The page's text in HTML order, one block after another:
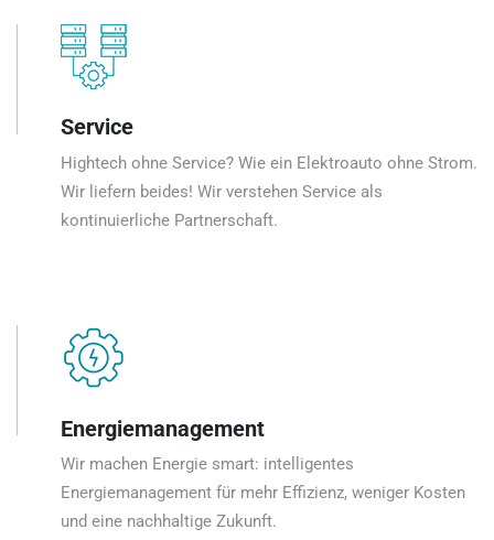
Service
Hightech ohne Service? Wie ein Elektroauto ohne Strom.
Wir liefern beides! Wir verstehen Service als
kontinuierliche Partnerschaft.
Energiemanagement
Wir machen Energie smart: intelligentes
Energiemanagement für mehr Effizienz, weniger Kosten
und eine nachhaltige Zukunft.